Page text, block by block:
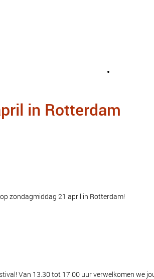
in Rotterdam
zondagmiddag 21 april in Rotterdam!
Van 13.30 tot 17.00 uur verwelkomen we